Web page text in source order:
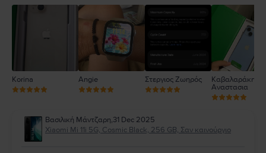
2
1
Korina Angie Στεργιος Ζωηρός
Καβαλαράκη
Αναστασια
Βασιλική Μάντζαρη,31 Dec 2025
Xiaomi Mi 11i 5G, Cosmic Black, 256 GB, Σαν καινούργιο